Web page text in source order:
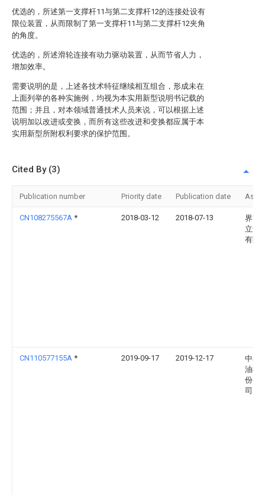
优选的，所述第一支撑杆11与第二支撑杆12的连接处设有
限位装置，从而限制了第一支撑杆11与第二支撑杆12夹角
的角度。
优选的，所述滑轮连接有动力驱动装置，从而节省人力，
增加效率。
需要说明的是，上述各技术特征继续相互组合，形成未在
上面列举的各种实施例，均视为本实用新型说明书记载的
范围；并且，对本领域普通技术人员来说，可以根据上述
说明加以改进或变换，而所有这些改进和变换都应属于本
实用新型所附权利要求的保护范围。
Cited By (3)
Publication number Priority date Publication date
CN108275567A * 2018-03-12 2018-07-13
界首
立达
有限
CN110577155A * 2019-09-17 2019-12-17
中石
油机
份有
司